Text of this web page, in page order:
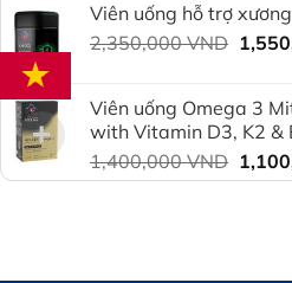
là:
Viên uống hỗ trợ
2,350,000VND Giá
Viên uống Omega 3
with Vitamin D3, K2 &
1,400,000VND Giá
gốc